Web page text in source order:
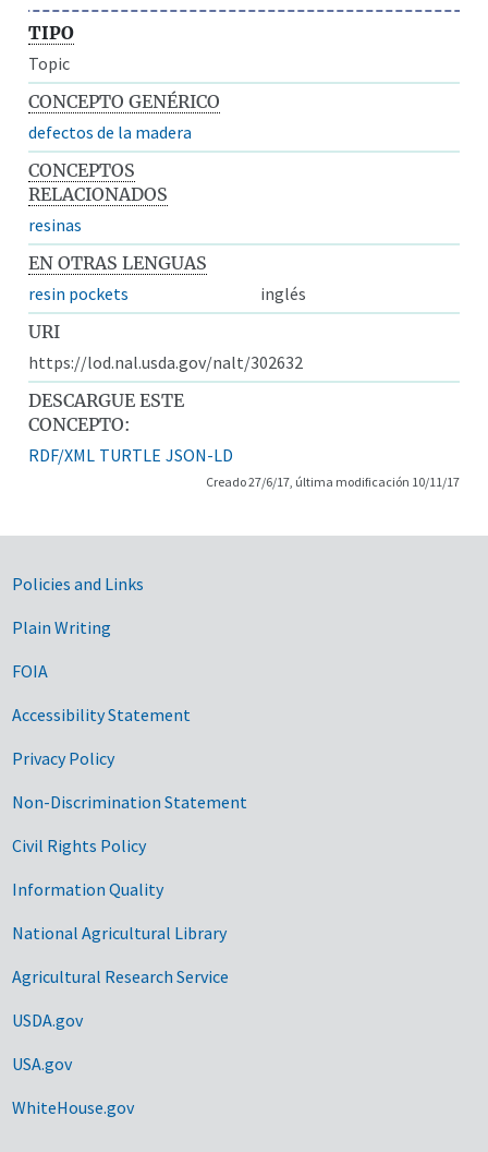
TIPO
Topic
CONCEPTO GENÉRICO
defectos de la madera
CONCEPTOS
RELACIONADOS
resinas
EN OTRAS LENGUAS
resin pockets
inglés
URI
https://lod.nal.usda.gov/nalt/302632
DESCARGUE ESTE
CONCEPTO:
RDF/XML TURTLE JSON-LD
Creado 27/6/17, última modificación 10/11/17
Government Links
Policies and Links
Plain Writing
FOIA
Accessibility Statement
Privacy Policy
Non-Discrimination Statement
Civil Rights Policy
Information Quality
National Agricultural Library
Agricultural Research Service
USDA.gov
USA.gov
WhiteHouse.gov